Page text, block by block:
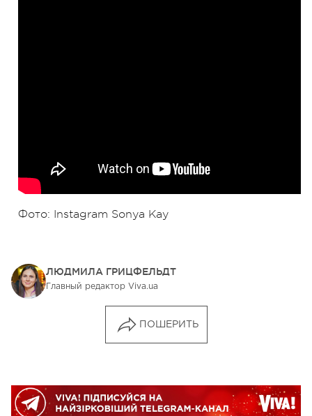
Фото: Instagram Sonya Kay
ЛЮДМИЛА ГРИЦФЕЛЬДТ
Главный редактор Viva.ua
ПОШЕРИТЬ